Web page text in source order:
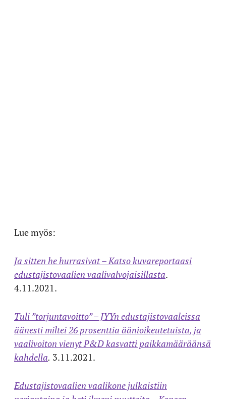
Lue myös:
Ja sitten he hurrasivat – Katso kuvareportaasi
edustajistovaalien vaalivalvojaisillasta.
4.11.2021.
Tuli ”torjuntavoitto” – JYYn edustajistovaaleissa
äänesti miltei 26 prosenttia äänioikeutetuista, ja
vaalivoiton vienyt P&D kasvatti paikkamääräänsä
kahdella. 3.11.2021.
Edustajistovaalien vaalikone julkaistiin